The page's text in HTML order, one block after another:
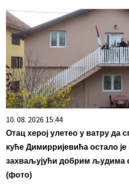
10. 08. 2026 15:44
Отац херој улетео у ватру да
куће Димирријевића остало
захваљујући добрим људима
(фото)